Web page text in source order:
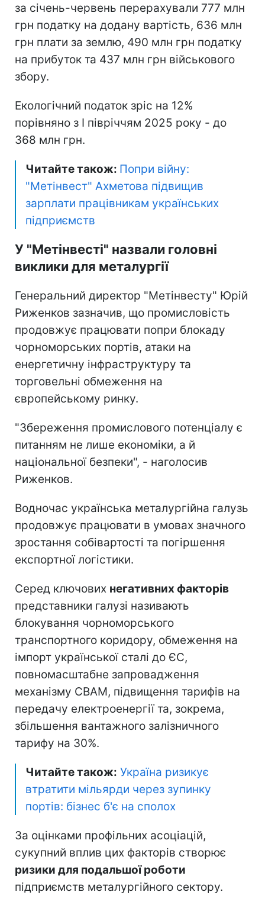
за січень-червень перерахували 777 млн
грн податку на додану вартість, 636 млн
грн плати за землю, 490 млн грн податку
на прибуток та 437 млн грн військового
збору.
Екологічний податок зріс на 12%
порівняно з I півріччям 2025 року - до
368 млн грн.
Читайте також: Попри війну:
"Метінвест" Ахметова підвищив
зарплати працівникам українських
підприємств
У "Метінвесті" назвали головні
виклики для металургії
Генеральний директор "Метінвесту" Юрій
Риженков зазначив, що промисловість
продовжує працювати попри блокаду
чорноморських портів, атаки на
енергетичну інфраструктуру та
торговельні обмеження на
європейському ринку.
"Збереження промислового потенціалу є
питанням не лише економіки, а й
національної безпеки", - наголосив
Риженков.
Водночас українська металургійна галузь
продовжує працювати в умовах значного
зростання собівартості та погіршення
експортної логістики.
Серед ключових негативних факторів
представники галузі називають
блокування чорноморського
транспортного коридору, обмеження на
імпорт української сталі до ЄС,
повномасштабне запровадження
механізму CBAM, підвищення тарифів на
передачу електроенергії та, зокрема,
збільшення вантажного залізничного
тарифу на 30%.
Читайте також: Україна ризикує
втратити мільярди через зупинку
портів: бізнес б'є на сполох
За оцінками профільних асоціацій,
сукупний вплив цих факторів створює
ризики для подальшої роботи
підприємств металургійного сектору.